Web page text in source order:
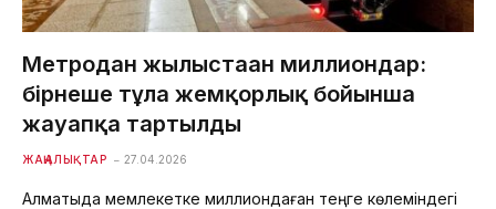
Метродан жылыстаған миллиондар:
бірнеше тұлға жемқорлық бойынша
жауапқа тартылды
ЖАҢАЛЫҚТАР 27.04.2026
Алматыда мемлекетке миллиондаған теңге көлеміндегі